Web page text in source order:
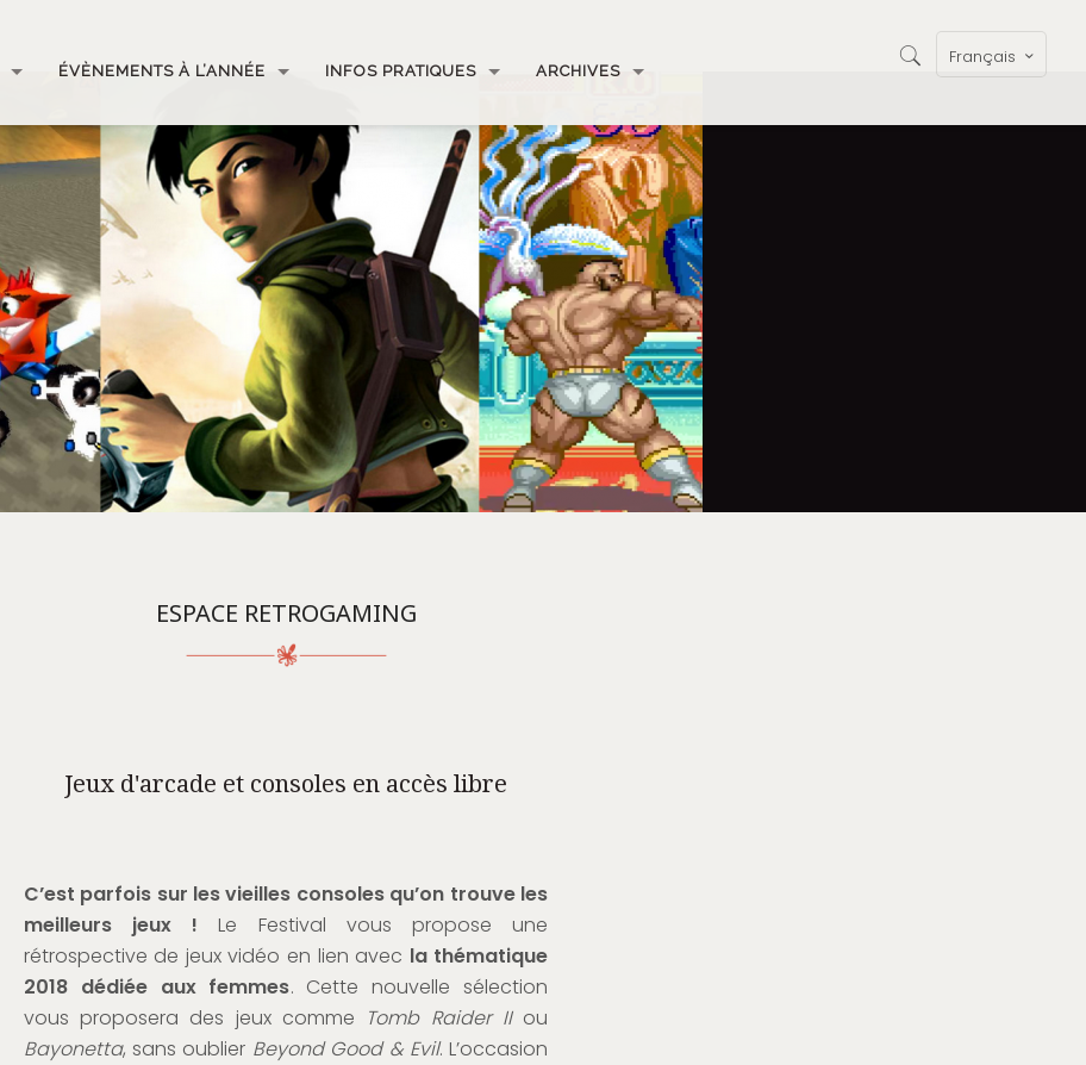
ÉVÈNEMENTS À L’ANNÉE INFOS PRATIQUES ARCHIVES
Français
ESPACE RETROGAMING
Jeux d'arcade et consoles en accès libre
C’est parfois sur les vieilles consoles qu’on trouve les
meilleurs jeux !Le Festival vous propose une
rétrospective de jeux vidéo en lien avec la thématique
2018 dédiée aux femmes. Cette nouvelle sélection
vous proposera des jeux comme Tomb Raider IIou
Bayonetta, sans oublier Beyond Good & Evil. L’occasion